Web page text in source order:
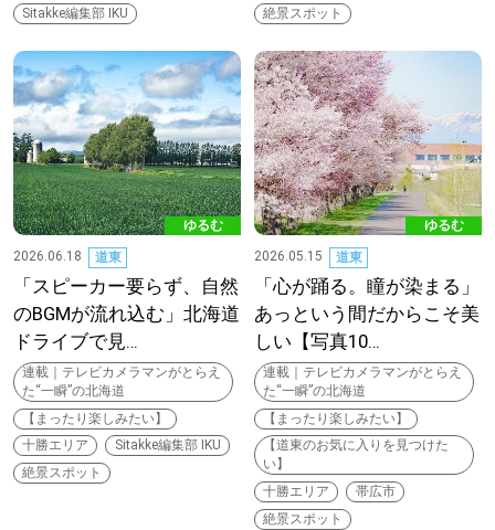
北海道で暮らす、あなたとつくる、
明日への”きっかけ”WEBマガジン
【札幌のお気に入りを見つけたい】
【道央のお気に入りを見つけたい】
【道北のお気に入りを見つけたい】
【道東のお気に入りを見つけたい】
Sitakke編集部 IKU
絶景スポット
ゆるむ
2026.06.18
道東
「スピーカー要らず、自然
のBGMが流れ込む」北海道
ドライブで見…
連載｜テレビカメラマンがとらえ
た“一瞬”の北海道
【まったり楽しみたい】
十勝エリア
Sitakke編集部 IKU
絶景スポット
ゆるむ
2026.05.15
道東
「心が踊る。瞳が染まる」
あっという間だからこそ美
しい【写真10…
連載｜テレビカメラマンがとらえ
た“一瞬”の北海道
【まったり楽しみたい】
【道東のお気に入りを見つけた
い】
十勝エリア
帯広市
絶景スポット